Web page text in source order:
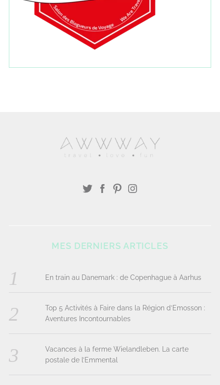
MES DERNIERS ARTICLES
En train au Danemark : de Copenhague à Aarhus
Top 5 Activités à Faire dans la Région d’Emosson :
Aventures Incontournables
Vacances à la ferme Wielandleben. La carte
postale de l’Emmental